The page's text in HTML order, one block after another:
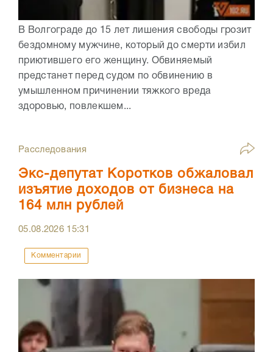
В Волгограде до 15 лет лишения свободы грозит
бездомному мужчине, который до смерти избил
приютившего его женщину. Обвиняемый
предстанет перед судом по обвинению в
умышленном причинении тяжкого вреда
здоровью, повлекшем...
Расследования
Экс-депутат Коротков обжаловал
изъятие доходов от бизнеса на
164 млн рублей
05.08.2026 15:31
Комментарии